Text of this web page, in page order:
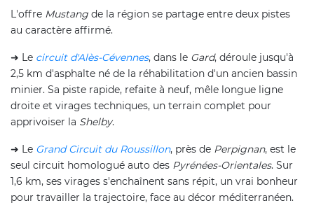
L'offre Mustang de la région se partage entre deux pistes
au caractère affirmé.
➜ Le circuit d'Alès-Cévennes, dans le Gard, déroule jusqu'à
2,5 km d'asphalte né de la réhabilitation d'un ancien bassin
minier. Sa piste rapide, refaite à neuf, mêle longue ligne
droite et virages techniques, un terrain complet pour
apprivoiser la Shelby.
➜ Le Grand Circuit du Roussillon, près de Perpignan, est le
seul circuit homologué auto des Pyrénées-Orientales. Sur
1,6 km, ses virages s'enchaînent sans répit, un vrai bonheur
pour travailler la trajectoire, face au décor méditerranéen.